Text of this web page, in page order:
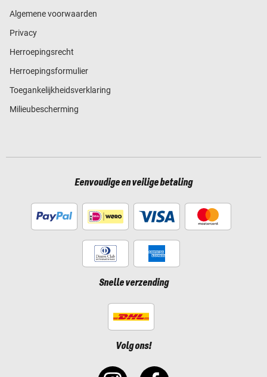
Algemene voorwaarden
Privacy
Herroepingsrecht
Herroepingsformulier
Toegankelijkheidsverklaring
Milieubescherming
Eenvoudige en veilige betaling
Snelle verzending
Volg ons!